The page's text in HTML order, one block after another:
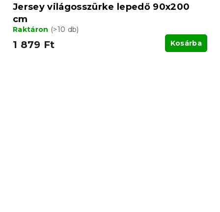
Jersey világosszürke lepedő 90x200
cm
Raktáron (>10 db)
1 879 Ft Kosárba